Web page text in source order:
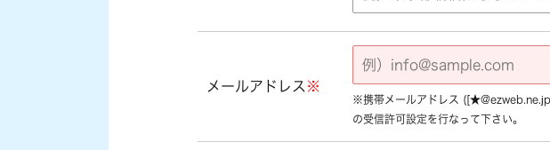
メールアドレス ※
※携帯メールアドレス
の受信許可設定を行なって下さい。